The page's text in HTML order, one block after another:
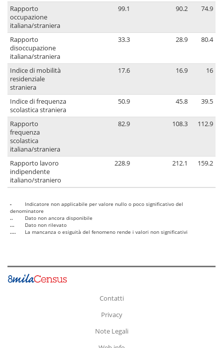
Rapporto
occupazione
italiana/straniera
99.1 90.2 74.9
Rapporto
disoccupazione
italiana/straniera
33.3 28.9 80.4
Indice di mobilità
residenziale
straniera
17.6 16.9 16
Indice di frequenza
scolastica straniera
50.9 45.8 39.5
Rapporto
frequenza
scolastica
italiana/straniera
82.9 108.3 112.9
Rapporto lavoro
indipendente
italiano/straniero
228.9 212.1 159.2
-
Indicatore non applicabile per valore nullo o poco significativo del
denominatore
..
Dato non ancora disponibile
...
Dato non rilevato
....
La mancanza o esiguità del fenomeno rende i valori non significativi
Contatti
Privacy
Note Legali